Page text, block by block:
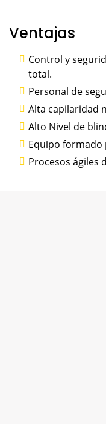
Ventajas
Control y
total.
Personal de
Alta capilaridad
Alto Nivel de
Equipo formado
Procesos ágiles